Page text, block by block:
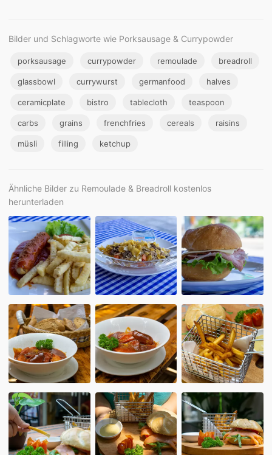
Bilder und Schlagworte wie Porksausage & Currypowder
porksausage currypowder remoulade breadroll
glassbowl currywurst germanfood halves
ceramicplate bistro tablecloth teaspoon
carbs grains frenchfries cereals raisins
müsli filling ketchup
Ähnliche Bilder zu Remoulade & Breadroll kostenlos
herunterladen